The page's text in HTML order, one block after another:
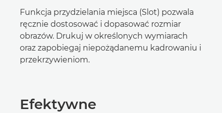
Funkcja przydzielania miejsca (Slot) pozwala
ręcznie dostosować i dopasować rozmiar
obrazów. Drukuj w określonych wymiarach
oraz zapobiegaj niepożądanemu kadrowaniu i
przekrzywieniom.
Efektywne